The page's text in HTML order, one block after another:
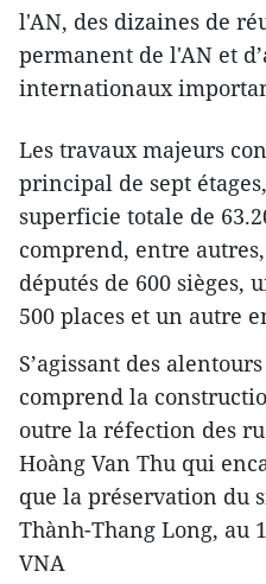
l'AN, des dizaines de
permanent de l'AN et
internationaux
Les travaux majeurs
principal de sept
superficie totale de
comprend, entre
députés de 600 sièges,
500 places et un autre
S’agissant des
comprend la
outre la réfection des
Hoàng Van Thu qui
que la préservation du
Thành-Thang Long, au
VNA